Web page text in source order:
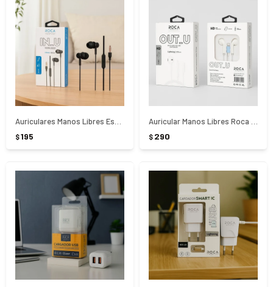
$195 $ 290